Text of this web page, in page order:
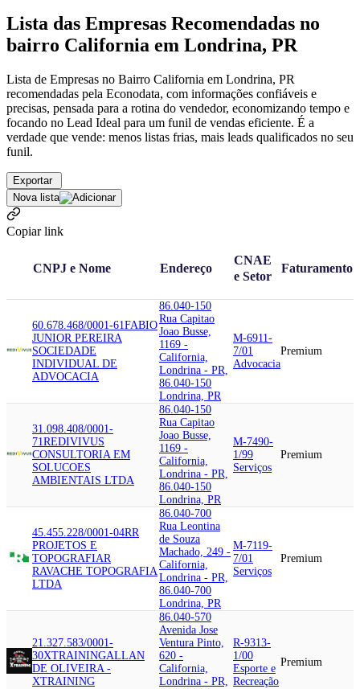
Lista das Empresas Recomendadas no
bairro California em Londrina, PR
Lista de Empresas no Bairro California em Londrina, PR
recomendadas pela Econodata, com informações confiáveis e
precisas, pensada para a rotina do vendedor, economizando tempo e
focando no Lead Ideal para um funil de vendas eficiente. É a
verdade que vende: menos listas frias, mais leads qualificados no seu
funil.
Exportar
Nova lista
Copiar link
CNPJ e Nome Endereço
CNAE
e Setor
Faturamento
60.678.468/0001-61FABIO
JUNIOR PEREIRA
SOCIEDADE
INDIVIDUAL DE
ADVOCACIA
86.040-150
Rua Capitao
Joao Busse,
1169 -
California,
Londrina - PR,
86.040-150
Londrina, PR
M-6911-
7/01
Advocacia
Premium
31.098.408/0001-
71REDIVIVUS
CONSULTORIA EM
SOLUCOES
AMBIENTAIS LTDA
86.040-150
Rua Capitao
Joao Busse,
1169 -
California,
Londrina - PR,
86.040-150
Londrina, PR
M-7490-
1/99
Serviços
Premium
45.455.228/0001-04RR
PROJETOS E
TOPOGRAFIAR
RAVACHE TOPOGRAFIA
LTDA
86.040-700
Rua Leontina
de Souza
Machado, 249 -
California,
Londrina - PR,
86.040-700
Londrina, PR
M-7119-
7/01
Serviços
Premium
21.327.583/0001-
30XTRAININGALLAN
DE OLIVEIRA -
XTRAINING
86.040-570
Avenida Jose
Ventura Pinto,
620 -
California,
Londrina - PR,
R-9313-
1/00
Esporte e
Recreação
Premium